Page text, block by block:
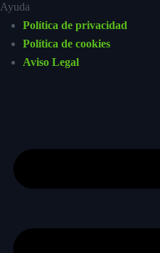
Ayuda
Política de privacidad
Política de cookies
Aviso Legal